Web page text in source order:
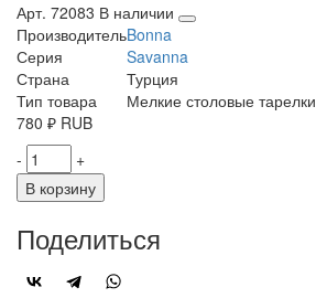
Арт. 72083 В наличии
ПроизводительBonna
Серия
Savanna
Страна
Турция
Тип товара
Мелкие столовые тарелки
780 ₽ RUB
-
+
В корзину
Поделиться